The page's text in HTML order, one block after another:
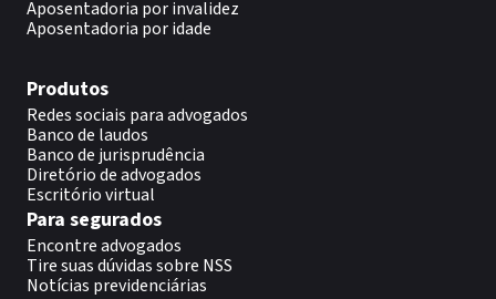
Aposentadoria por invalidez
Aposentadoria por idade
Produtos
Redes sociais para advogados
Banco de laudos
Banco de jurisprudência
Diretório de advogados
Escritório virtual
Para segurados
Encontre advogados
Tire suas dúvidas sobre NSS
Notícias previdenciárias